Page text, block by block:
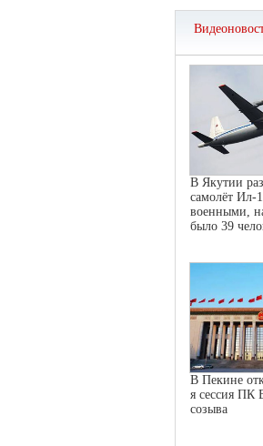
В Якутии
самолёт Ил-
военными,
было 39
В Пекине
я сессия ПК
созыва